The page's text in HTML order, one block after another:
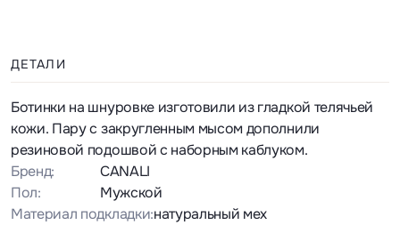
ДЕТАЛИ
Ботинки на шнуровке изготовили из гладкой телячьей
кожи. Пару с закругленным мысом дополнили
резиновой подошвой с наборным каблуком.
Бренд:
CANALI
Пол:
Мужской
Материал подкладки:натуральный мех